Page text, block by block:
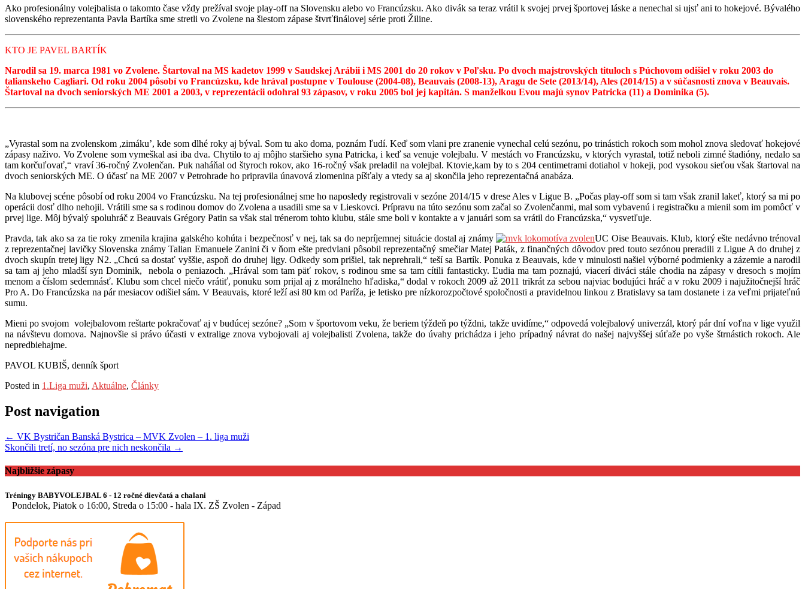
Ako profesionálny volejbalista o takomto čase vždy prežíval svoje play-off na Slovensku alebo vo Francúzsku. Ako divák sa teraz vrátil k svojej prvej športovej láske a nenechal si ujsť ani to hokejové. Bývalého
slovenského reprezentanta Pavla Bartíka sme stretli vo Zvolene na šiestom zápase štvrťfinálovej série proti Žiline.
KTO JE PAVEL BARTÍK
Narodil sa 19. marca 1981 vo Zvolene. Štartoval na MS kadetov 1999 v Saudskej Arábii i MS 2001 do 20 rokov v Poľsku. Po dvoch majstrovských tituloch s Púchovom odišiel v roku 2003 do
talianskeho Cagliari. Od roku 2004 pôsobí vo Francúzsku, kde hrával postupne v Toulouse (2004-08), Beauvais (2008-13), Aragu de Sete (2013/14), Ales (2014/15) a v súčasnosti znova v Beauvais.
Štartoval na dvoch seniorských ME 2001 a 2003, v reprezentácii odohral 93 zápasov, v roku 2005 bol jej kapitán. S manželkou Evou majú synov Patricka (11) a Dominika (5).
„Vyrastal som na zvolenskom ,zimáku’, kde som dlhé roky aj býval. Som tu ako doma, poznám ľudí. Keď som vlani pre zranenie vynechal celú sezónu, po trinástich rokoch som mohol znova sledovať hokejové
zápasy naživo. Vo Zvolene som vymeškal asi iba dva. Chytilo to aj môjho staršieho syna Patricka, i keď sa venuje volejbalu. V mestách vo Francúzsku, v ktorých vyrastal, totiž neboli zimné štadióny, nedalo sa
tam korčuľovať,“ vraví 36-ročný Zvolenčan. Puk naháňal od štyroch rokov, ako 16-ročný však preladil na volejbal. Ktovie,kam by to s 204 centimetrami dotiahol v hokeji, pod vysokou sieťou však štartoval na
dvoch seniorských ME. O účasť na ME 2007 v Petrohrade ho pripravila únavová zlomenina píšťaly a vtedy sa aj skončila jeho reprezentačná anabáza.
Na klubovej scéne pôsobí od roku 2004 vo Francúzsku. Na tej profesionálnej sme ho naposledy registrovali v sezóne 2014/15 v drese Ales v Ligue B. „Počas play-off som si tam však zranil lakeť, ktorý sa mi po
operácii dosť dlho nehojil. Vrátili sme sa s rodinou domov do Zvolena a usadili sme sa v Lieskovci. Prípravu na túto sezónu som začal so Zvolenčanmi, mal som vybavenú i registračku a mienil som im pomôcť v
prvej lige. Môj bývalý spoluhráč z Beauvais Grégory Patin sa však stal trénerom tohto klubu, stále sme boli v kontakte a v januári som sa vrátil do Francúzska,“ vysvetľuje.
Pravda, tak ako sa za tie roky zmenila krajina galského kohúta i bezpečnosť v nej, tak sa do nepríjemnej situácie dostal aj známy
UC Oise Beauvais. Klub, ktorý ešte nedávno trénoval
z reprezentačnej lavičky Slovenska známy Talian Emanuele Zanini či v ňom ešte predvlani pôsobil reprezentačný smečiar Matej Paták, z finančných dôvodov pred touto sezónou preradili z Ligue A do druhej z
dvoch skupín tretej ligy N2. „Chcú sa dostať vyššie, aspoň do druhej ligy. Odkedy som prišiel, tak neprehrali,“ teší sa Bartík. Ponuka z Beauvais, kde v minulosti našiel výborné podmienky a zázemie a narodil
sa tam aj jeho mladší syn Dominik, nebola o peniazoch. „Hrával som tam päť rokov, s rodinou sme sa tam cítili fantasticky. Ľudia ma tam poznajú, viacerí diváci stále chodia na zápasy v dresoch s mojím
menom a číslom sedemnásť. Klubu som chcel niečo vrátiť, ponuku som prijal aj z morálneho hľadiska,“ dodal v rokoch 2009 až 2011 trikrát za sebou najviac bodujúci hráč a v roku 2009 i najužitočnejší hráč
Pro A. Do Francúzska na pár mesiacov odišiel sám. V Beauvais, ktoré leží asi 80 km od Paríža, je letisko pre nízkorozpočtové spoločnosti a pravidelnou linkou z Bratislavy sa tam dostanete i za veľmi prijateľnú
sumu.
Mieni po svojom volejbalovom reštarte pokračovať aj v budúcej sezóne? „Som v športovom veku, že beriem týždeň po týždni, takže uvidíme,“ odpovedá volejbalový univerzál, ktorý pár dní voľna v lige využil
na návštevu domova. Najnovšie si právo účasti v extralige znova vybojovali aj volejbalisti Zvolena, takže do úvahy prichádza i jeho prípadný návrat do našej najvyššej súťaže po vyše štrnástich rokoch. Ale
nepredbiehajme.
PAVOL KUBIŠ, denník šport
Posted in 1.Liga muži, Aktuálne, Články
Post navigation
← VK Bystričan Banská Bystrica – MVK Zvolen – 1. liga muži
Skončili tretí, no sezóna pre nich neskončila →
Najbližšie zápasy
Tréningy BABYVOLEJBAL 6 - 12 ročné dievčatá a chalani
Pondelok, Piatok o 16:00, Streda o 15:00 - hala IX. ZŠ Zvolen - Západ